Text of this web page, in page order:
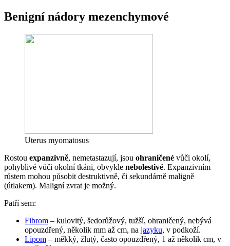
Benigní nádory mezenchymové
Uterus myomatosus
Rostou expanzivně, nemetastazují, jsou ohraničené vůči okolí,
pohyblivé vůči okolní tkáni, obvykle nebolestivé. Expanzivním
růstem mohou působit destruktivně, či sekundárně maligně
(útlakem). Maligní zvrat je možný.
Patří sem:
Fibrom – kulovitý, šedorůžový, tužší, ohraničený, nebývá
opouzdřený, několik mm až cm, na jazyku, v podkoží.
Lipom – měkký, žlutý, často opouzdřený, 1 až několik cm, v